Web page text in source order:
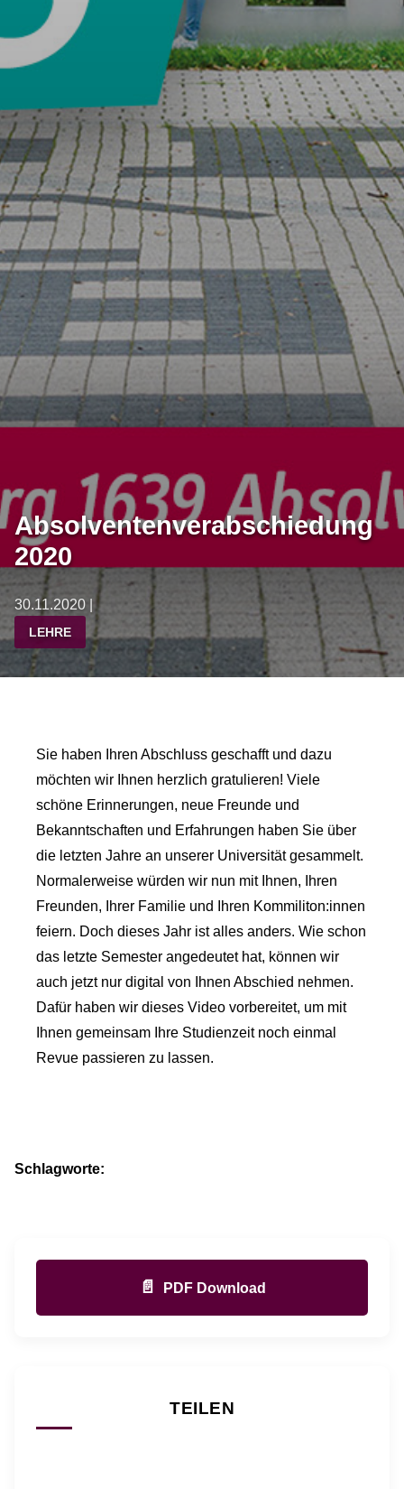
Absolventenverabschiedung
2020
30.11.2020 |
LEHRE
Sie haben Ihren Abschluss geschafft und dazu
möchten wir Ihnen herzlich gratulieren! Viele
schöne Erinnerungen, neue Freunde und
Bekanntschaften und Erfahrungen haben Sie über
die letzten Jahre an unserer Universität gesammelt.
Normalerweise würden wir nun mit Ihnen, Ihren
Freunden, Ihrer Familie und Ihren Kommiliton:innen
feiern. Doch dieses Jahr ist alles anders. Wie schon
das letzte Semester angedeutet hat, können wir
auch jetzt nur digital von Ihnen Abschied nehmen.
Dafür haben wir dieses Video vorbereitet, um mit
Ihnen gemeinsam Ihre Studienzeit noch einmal
Revue passieren zu lassen.
Schlagworte:
📄 PDF Download
TEILEN